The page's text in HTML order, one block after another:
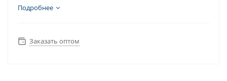
Подробнее
Заказать оптом